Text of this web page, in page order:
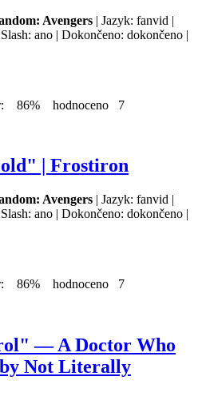
Avengers | Jazyk: fanvid |
ano | Dokončeno: dokončeno |
86% hodnoceno 7
| Frostiron
Avengers | Jazyk: fanvid |
ano | Dokončeno: dokončeno |
86% hodnoceno 7
— A Doctor Who
Not Literally